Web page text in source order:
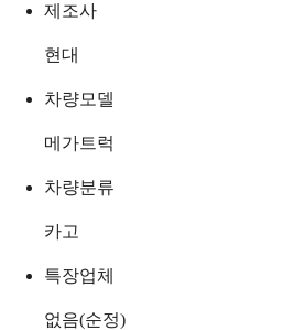
제조사
현대
차량모델
메가트럭
차량분류
카고
특장업체
없음(순정)